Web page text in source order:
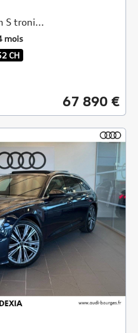
S troni...
mois
CH
67 890 €